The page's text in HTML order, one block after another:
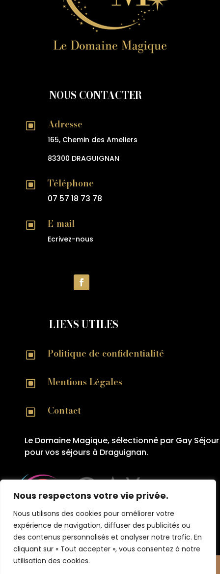
Nous respectons votre vie privée.
Nous utilisons des cookies pour améliorer votre
expérience de navigation, diffuser des publicités ou
des contenus personnalisés et analyser notre trafic. En
cliquant sur « Tout accepter », vous consentez à notre
utilisation des cookies.
NOUS CONTACTER
W Adresse
165, Chemin des Ameliers
83300 DRAGUIGNAN
W Téléphone
07 57 18 73 78
W E-mail
Ecrivez-nous
LIENS UTILES
W Politique de confidentialité
W Mentions Légales
W Contact
Le Domaine Magique, sélectionné par Gay Séjour
pour vos séjours à Draguignan.